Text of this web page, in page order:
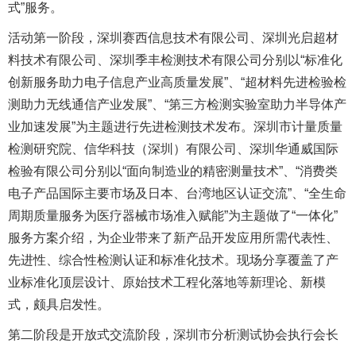
式”服务。
活动第一阶段，深圳赛西信息技术有限公司、深圳光启超材
料技术有限公司、深圳季丰检测技术有限公司分别以“标准化
创新服务助力电子信息产业高质量发展”、“超材料先进检验检
测助力无线通信产业发展”、“第三方检测实验室助力半导体产
业加速发展”为主题进行先进检测技术发布。深圳市计量质量
检测研究院、信华科技（深圳）有限公司、深圳华通威国际
检验有限公司分别以“面向制造业的精密测量技术”、“消费类
电子产品国际主要市场及日本、台湾地区认证交流”、“全生命
周期质量服务为医疗器械市场准入赋能”为主题做了“一体化”
服务方案介绍，为企业带来了新产品开发应用所需代表性、
先进性、综合性检测认证和标准化技术。现场分享覆盖了产
业标准化顶层设计、原始技术工程化落地等新理论、新模
式，颇具启发性。
第二阶段是开放式交流阶段，深圳市分析测试协会执行会长